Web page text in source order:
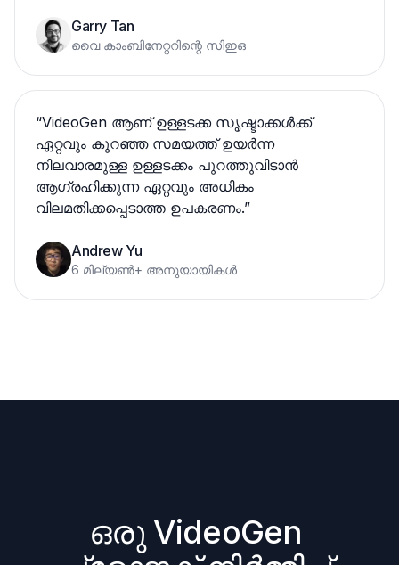
Garry Tan
വൈ കാംബിനേറ്ററിന്റെ സിഇഒ
“VideoGen ആണ് ഉള്ളടക്ക സൃഷ്ടാക്കൾക്ക്
ഏറ്റവും കുറഞ്ഞ സമയത്ത് ഉയർന്ന
നിലവാരമുള്ള ഉള്ളടക്കം പുറത്തുവിടാൻ
ആഗ്രഹിക്കുന്ന ഏറ്റവും അധികം
വിലമതിക്കപ്പെടാത്ത ഉപകരണം.”
Andrew Yu
6 മില്യൺ+ അനുയായികൾ
ഒരു VideoGen